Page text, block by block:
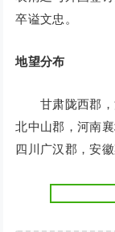
卒谥文忠。
地望分布
甘肃陇西郡，
北中山郡，河南
四川广汉郡，安